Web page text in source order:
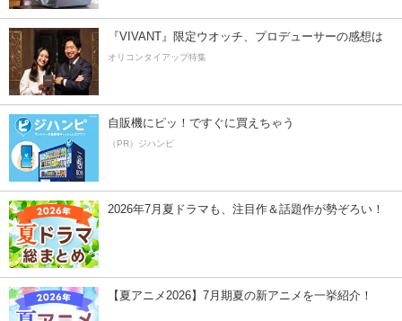
『VIVANT』限定ウオッチ、プロデューサーの感想は
オリコンタイアップ特集
自販機にピッ！ですぐに買えちゃう
（PR）ジハンピ
2026年7月夏ドラマも、注目作＆話題作が勢ぞろい！
【夏アニメ2026】7月期夏の新アニメを一挙紹介！